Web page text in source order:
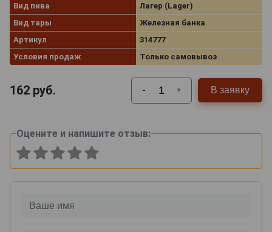
Вид пива
Лагер (Lager)
Вид тары
Железная банка
Артикул
314777
Условия продаж
Только самовывоз
162 руб. - + В заявку
Оцените и напишите отзыв: